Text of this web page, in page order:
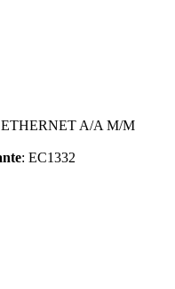
A/A M/M
: EC1332